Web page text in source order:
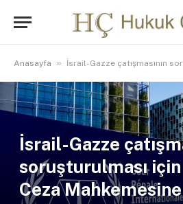
Anasayfa » İsrail-Gazze çatışmasının soruşturulması
İsrail-Gazze
soruşturulması
Ceza Mahkemesine